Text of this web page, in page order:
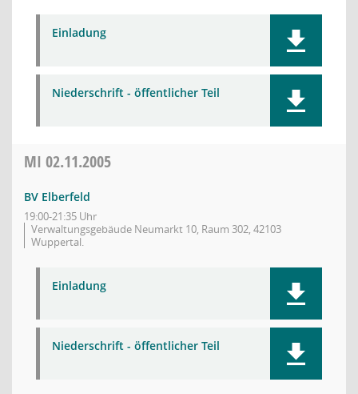
Einladung
Niederschrift - öffentlicher Teil
MI 02.11.2005
BV Elberfeld
19:00-21:35 Uhr
Verwaltungsgebäude Neumarkt 10, Raum 302, 42103
Wuppertal.
Einladung
Niederschrift - öffentlicher Teil